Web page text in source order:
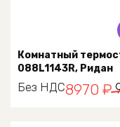
Комнатный
088L1143R, Ридан
8970 ₽
Текущая
Без НДС